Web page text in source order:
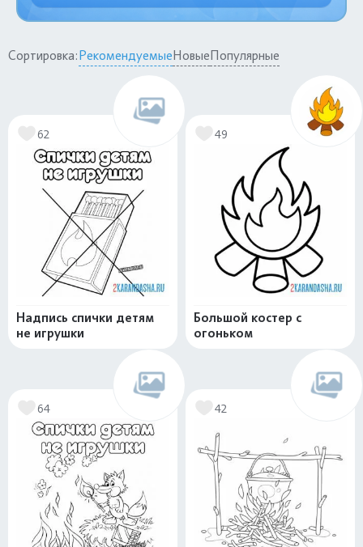
Сортировка:РекомендуемыеНовыеПопулярные
62
Надпись спички детям
не игрушки
49
Большой костер с
огоньком
64 42